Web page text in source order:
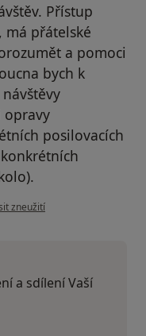
Přístup
má přátelské
a pomoci
bych k
opravy
posilovacích
uživatele Ondřej Podběhlý
zneužití
a sdílení Vaší